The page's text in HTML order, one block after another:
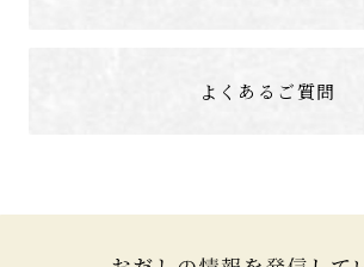
よくあるご質問